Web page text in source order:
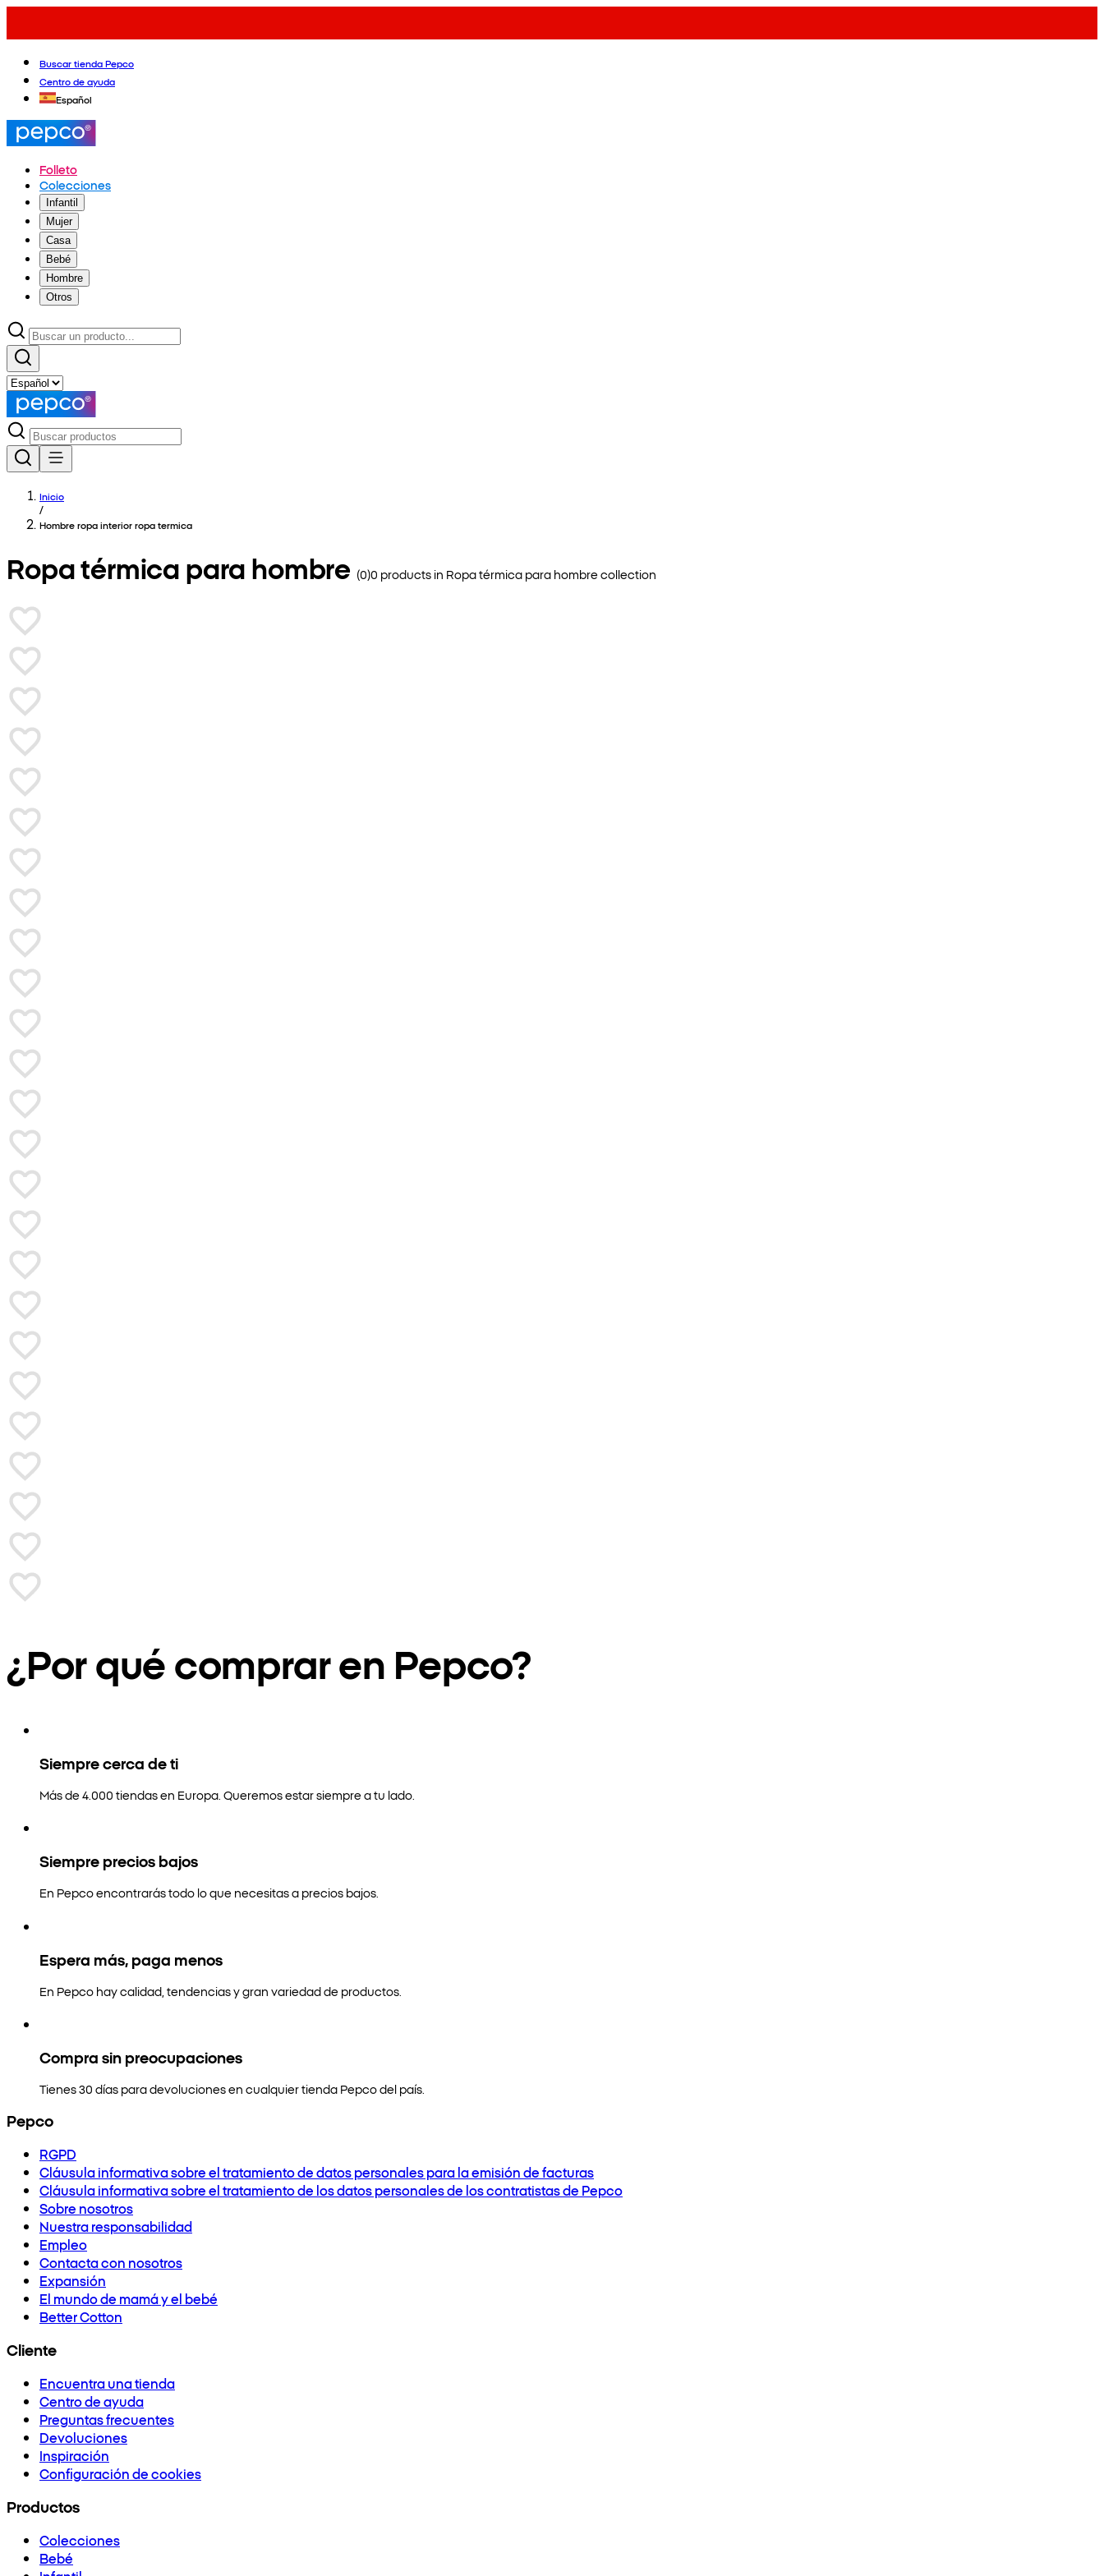
Buscar tienda Pepco
Centro de ayuda
Español
Folleto
Colecciones
Infantil
Mujer
Casa
Bebé
Hombre
Otros
Inicio
/
Hombre ropa interior ropa termica
Ropa térmica para hombre (0)0 products in Ropa térmica para hombrecollection
¿Por qué comprar en Pepco?
Siempre cerca de ti
Más de 4.000 tiendas en Europa. Queremos estar siempre a tu lado.
Siempre precios bajos
En Pepco encontrarás todo lo que necesitas a precios bajos.
Espera más, paga menos
En Pepco hay calidad, tendencias y gran variedad de productos.
Compra sin preocupaciones
Tienes 30 días para devoluciones en cualquier tienda Pepco del país.
Pepco
RGPD
Cláusula informativa sobre el tratamiento de datos personales para la emisión de facturas
Cláusula informativa sobre el tratamiento de los datos personales de los contratistas de Pepco
Sobre nosotros
Nuestra responsabilidad
Empleo
Contacta con nosotros
Expansión
El mundo de mamá y el bebé
Better Cotton
Cliente
Encuentra una tienda
Centro de ayuda
Preguntas frecuentes
Devoluciones
Inspiración
Configuración de cookies
Productos
Colecciones
Bebé